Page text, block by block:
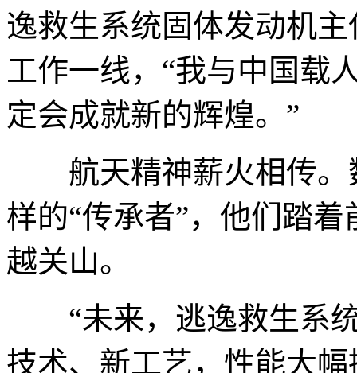
逸救生系统固体发动机
工作一线，“我与中国载
定会成就新的辉煌。”
航天精神薪火相传。
样的“传承者”，他们踏
越关山。
“未来，逃逸救生系统
技术、新工艺，性能大